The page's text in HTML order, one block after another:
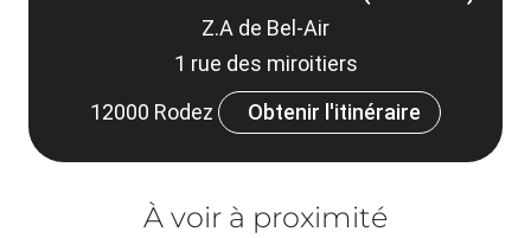
Z.A de Bel-Air
1 rue des miroitiers
12000 Rodez
Obtenir l'itinéraire
À voir à proximité